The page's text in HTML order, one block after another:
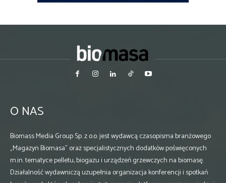
O NAS
Biomass Media Group Sp. z o.o. jest wydawcą czasopisma branżowego
„Magazyn Biomasa” oraz specjalistycznych dodatków poświęconych
m.in. tematyce pelletu, biogazu i urządzeń grzewczych na biomasę.
Działalność wydawniczą uzupełnia organizacja konferencji i spotkań